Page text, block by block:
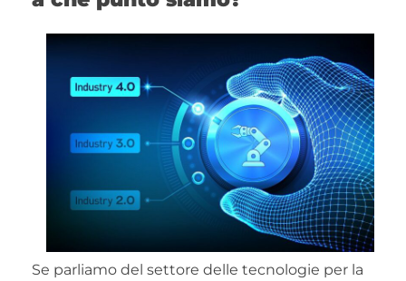
Se parliamo del settore delle tecnologie per la